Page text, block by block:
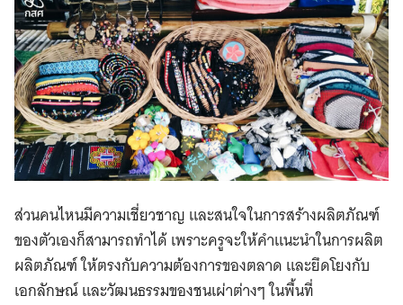
ส่วนคนไหนมีความเชี่ยวชาญ และสนใจในการสร้างผลิตภัณฑ์
ของตัวเองก็สามารถทำได้ เพราะครูจะให้คำแนะนำในการผลิต
ผลิตภัณฑ์ ให้ตรงกับความต้องการของตลาด และยึดโยงกับ
เอกลักษณ์ และวัฒนธรรมของชนเผ่าต่างๆ ในพื้นที่